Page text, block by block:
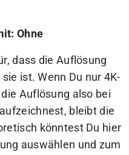
Ohne
dass die Auflösung
ist. Wenn Du nur 4K-
Auflösung also bei
bleibt die
könntest Du hier
auswählen und zum